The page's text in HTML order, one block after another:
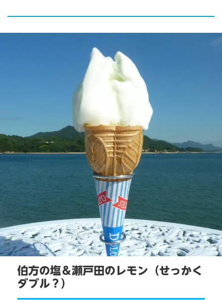
伯方の塩＆瀬戸田のレモン（せっかく
ダブル？）